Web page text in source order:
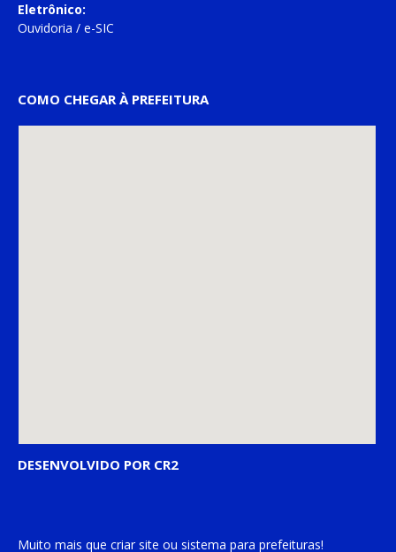
Eletrônico:
Ouvidoria / e-SIC
COMO CHEGAR À PREFEITURA
DESENVOLVIDO POR CR2
Muito mais que criar site ou sistema para prefeituras!